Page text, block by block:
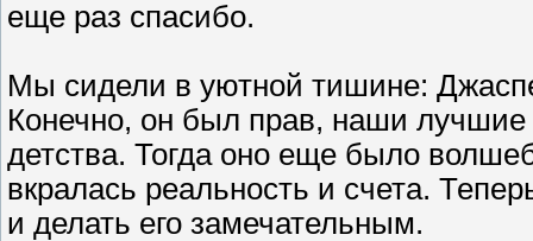
еще раз спасибо.
Мы сидели в уютной тишине:
Конечно, он был прав, наши
детства. Тогда оно еще было
вкралась реальность и счета.
и делать его замечательным.